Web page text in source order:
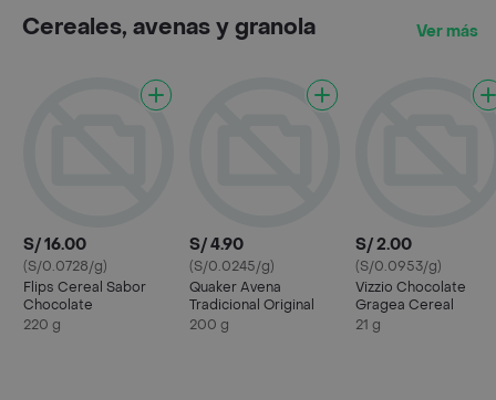
Cereales, avenas y granola Ver más
S/ 16.00
(S/0.0728/g)
Flips Cereal Sabor
Chocolate
220 g
S/ 4.90
(S/0.0245/g)
Quaker Avena
Tradicional Original
200 g
S/ 2.00
(S/0.0953/g)
Vizzio Chocolate
Gragea Cereal
21 g